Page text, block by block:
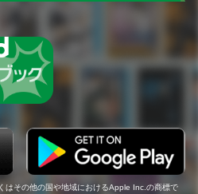
はその他の国や地域におけるApple Inc.の商標で